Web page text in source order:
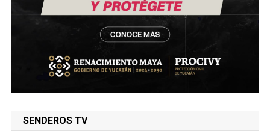
SENDEROS TV